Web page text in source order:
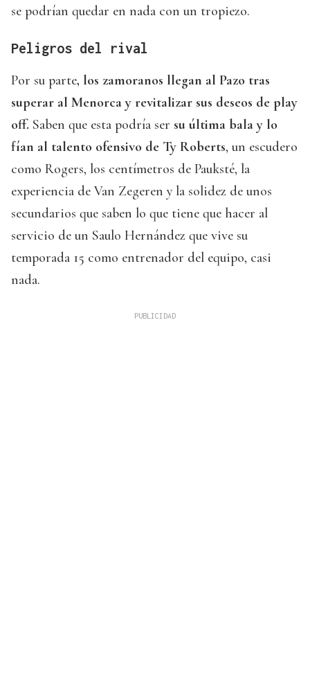
se podrían quedar en nada con un tropiezo.
Peligros del rival
Por su parte, los zamoranos llegan al Pazo tras
superar al Menorca y revitalizar sus deseos de play
off. Saben que esta podría ser su última bala y lo
fían al talento ofensivo de Ty Roberts, un escudero
como Rogers, los centímetros de Pauksté, la
experiencia de Van Zegeren y la solidez de unos
secundarios que saben lo que tiene que hacer al
servicio de un Saulo Hernández que vive su
temporada 15 como entrenador del equipo, casi
nada.